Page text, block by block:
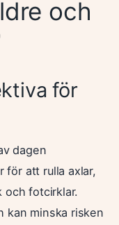
och
för
dagen
för att rulla axlar,
och fotcirklar.
kan minska risken